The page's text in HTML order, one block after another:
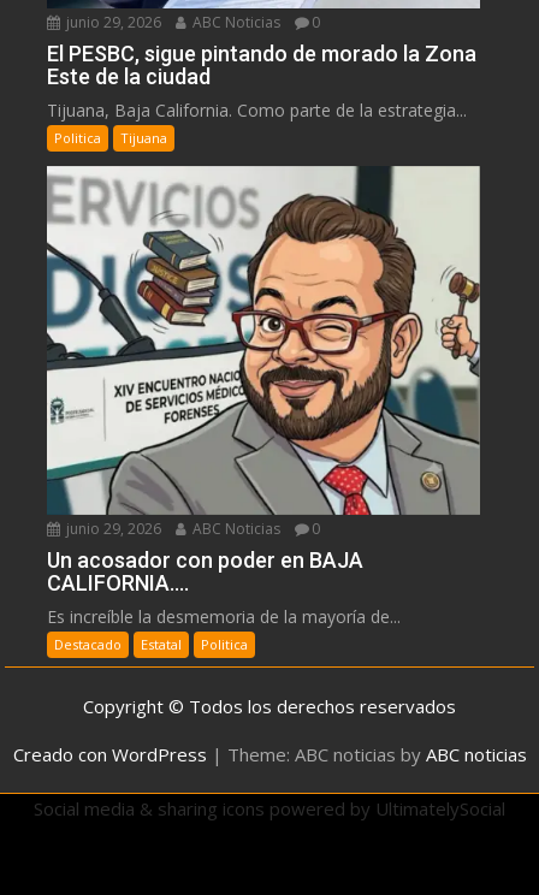
junio 29, 2026 ABC Noticias 0
El PESBC, sigue pintando de morado la Zona
Este de la ciudad
Tijuana, Baja California. Como parte de la estrategia...
Politica Tijuana
junio 29, 2026 ABC Noticias 0
Un acosador con poder en BAJA
CALIFORNIA….
Es increíble la desmemoria de la mayoría de...
Destacado Estatal Politica
Copyright © Todos los derechos reservados
Creado con WordPress | Theme: ABC noticias by ABC noticias
Social media & sharing icons powered by UltimatelySocial